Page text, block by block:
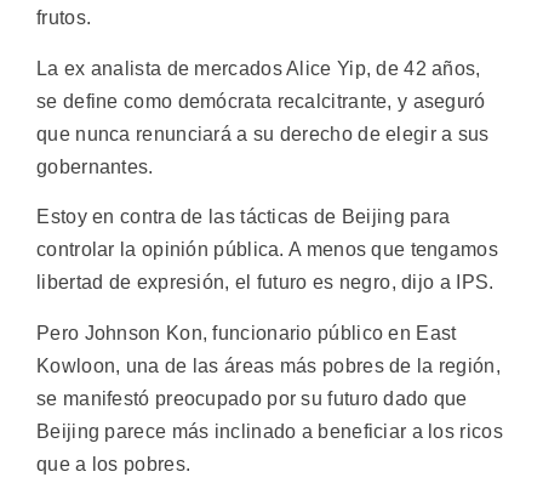
frutos.
La ex analista de mercados Alice Yip, de 42 años,
se define como demócrata recalcitrante, y aseguró
que nunca renunciará a su derecho de elegir a sus
gobernantes.
Estoy en contra de las tácticas de Beijing para
controlar la opinión pública. A menos que tengamos
libertad de expresión, el futuro es negro, dijo a IPS.
Pero Johnson Kon, funcionario público en East
Kowloon, una de las áreas más pobres de la región,
se manifestó preocupado por su futuro dado que
Beijing parece más inclinado a beneficiar a los ricos
que a los pobres.